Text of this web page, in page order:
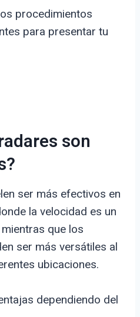
procedimientos
para presentar tu
son
ser más efectivos en
la velocidad es un
que los
ser más versátiles al
ubicaciones.
dependiendo del